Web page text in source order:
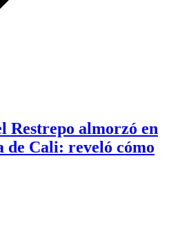
Restrepo almorzó en
de Cali: reveló cómo